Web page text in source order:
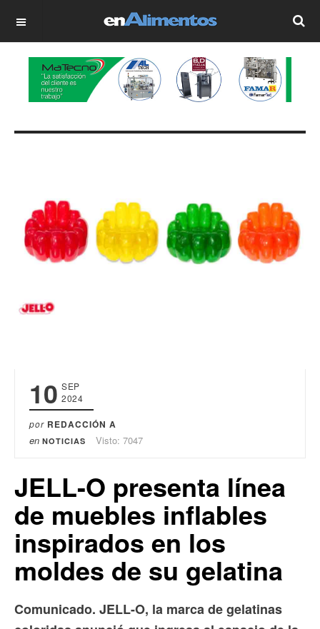
OFF CANVAS
10 SEP
2024
por REDACCIÓN A
en NOTICIAS Visto: 7047
JELL-O presenta línea
de muebles inflables
inspirados en los
moldes de su gelatina
Comunicado. JELL-O, la marca de gelatinas